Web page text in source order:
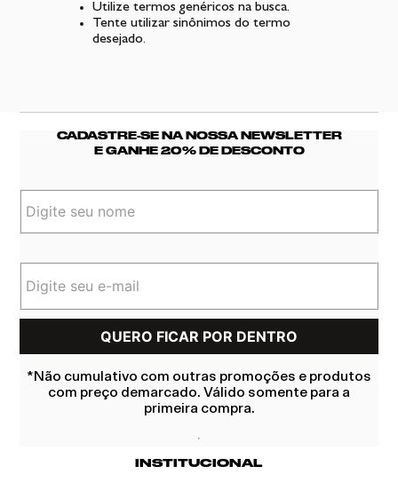
Utilize termos genéricos na busca.
Tente utilizar sinônimos do termo
desejado.
CADASTRE-SE NA NOSSA NEWSLETTER
E GANHE 20% DE DESCONTO
*Não cumulativo com outras promoções e produtos
com preço demarcado. Válido somente para a
primeira compra.
INSTITUCIONAL